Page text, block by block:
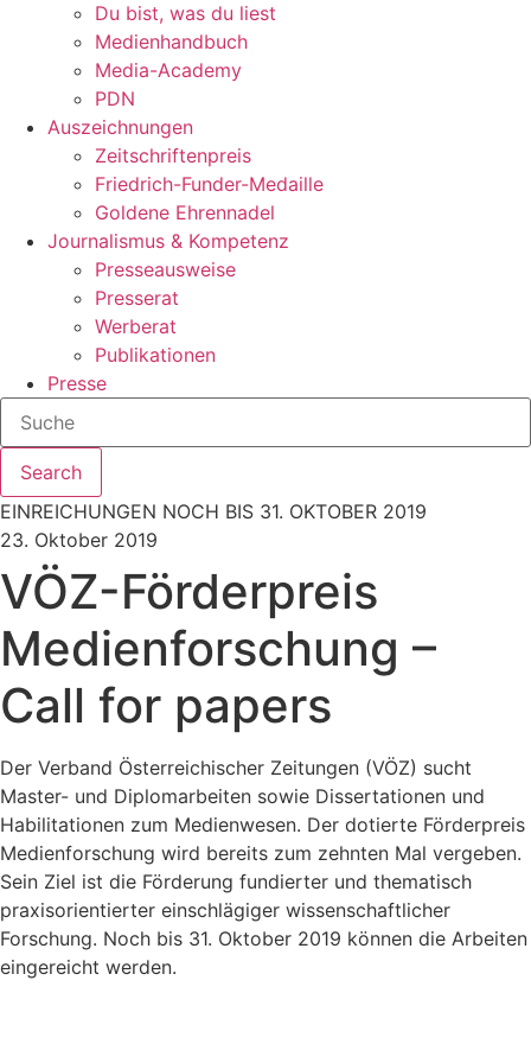
Du bist, was du liest
Medienhandbuch
Media-Academy
PDN
Auszeichnungen
Zeitschriftenpreis
Friedrich-Funder-Medaille
Goldene Ehrennadel
Journalismus & Kompetenz
Presseausweise
Presserat
Werberat
Publikationen
Presse
Search
EINREICHUNGEN NOCH BIS 31. OKTOBER 2019
23. Oktober 2019
VÖZ-Förderpreis
Medienforschung –
Call for papers
Der Verband Österreichischer Zeitungen (VÖZ) sucht
Master- und Diplomarbeiten sowie Dissertationen und
Habilitationen zum Medienwesen. Der dotierte Förderpreis
Medienforschung wird bereits zum zehnten Mal vergeben.
Sein Ziel ist die Förderung fundierter und thematisch
praxisorientierter einschlägiger wissenschaftlicher
Forschung. Noch bis 31. Oktober 2019 können die Arbeiten
eingereicht werden.